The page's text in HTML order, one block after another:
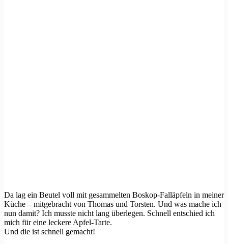
Da lag ein Beutel voll mit gesammelten Boskop-Falläpfeln in meiner
Küche – mitgebracht von Thomas und Torsten. Und was mache ich
nun damit? Ich musste nicht lang überlegen. Schnell entschied ich
mich für eine leckere Apfel-Tarte.
Und die ist schnell gemacht!